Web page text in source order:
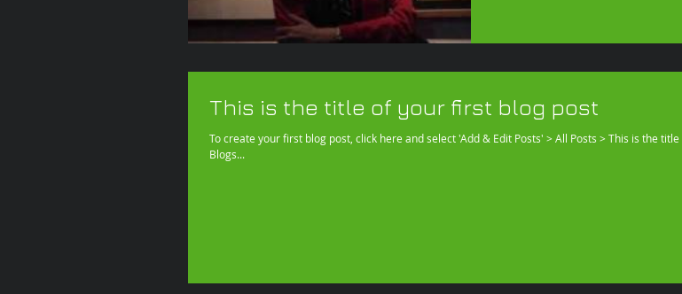
This is the title of your first blog post
To create your first blog post, click here and select 'Add & Edit Posts' > All Posts > This is the title
Blogs...